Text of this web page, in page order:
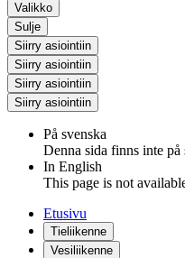
Valikko
Sulje
Siirry asiointiin
Siirry asiointiin
Siirry asiointiin
Siirry asiointiin
På svenska
Denna sida finns inte på
In English
This page is not
Etusivu
Tieliikenne
Vesiliikenne